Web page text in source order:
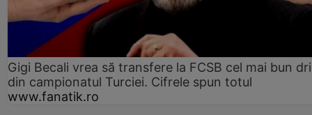
Gigi Becali vrea să transfere la FCSB cel mai bun
din campionatul Turciei. Cifrele spun totul
www.fanatik.ro